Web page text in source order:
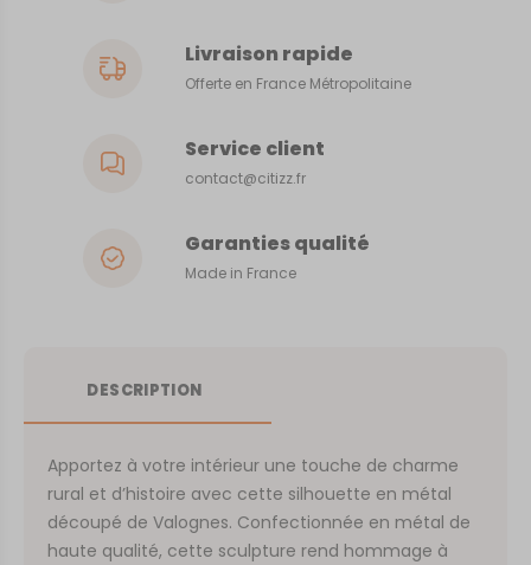
Livraison rapide
Offerte en France Métropolitaine
Service client
contact@citizz.fr
Garanties qualité
Made in France
DESCRIPTION
Apportez à votre intérieur une touche de charme
rural et d’histoire avec cette silhouette en métal
découpé de Valognes. Confectionnée en métal de
haute qualité, cette sculpture rend hommage à